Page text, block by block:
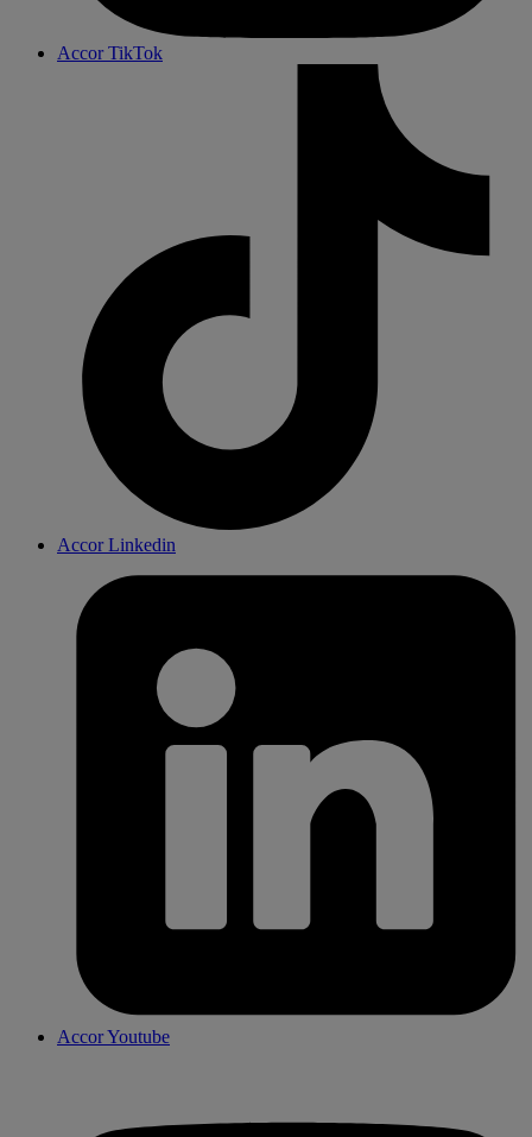
Accor TikTok
Accor Linkedin
Accor Youtube